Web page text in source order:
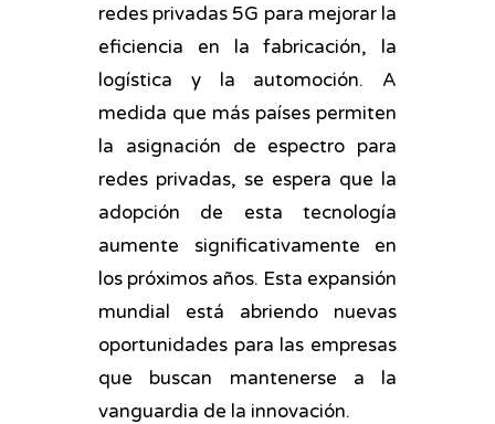
redes privadas 5G para mejorar la
eficiencia en la fabricación, la
logística y la automoción. A
medida que más países permiten
la asignación de espectro para
redes privadas, se espera que la
adopción de esta tecnología
aumente significativamente en
los próximos años. Esta expansión
mundial está abriendo nuevas
oportunidades para las empresas
que buscan mantenerse a la
vanguardia de la innovación.